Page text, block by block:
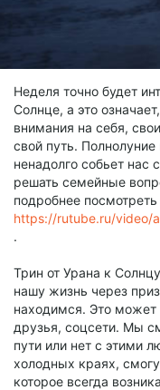
Неделя точно будет
Солнце, а это
внимания на себя,
свой путь.
ненадолго собьет нас
решать семейные
подробнее
https://rutube.ru/video/
.
Трин от Урана к
нашу жизнь через
находимся. Это может
друзья, соцсети. Мы
пути или нет с этими
холодных краях,
которое всегда